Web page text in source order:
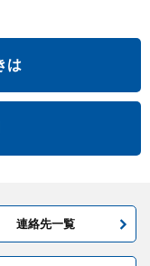
は
連絡先一覧